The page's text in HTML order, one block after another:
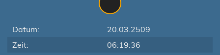
Datum:
20.03.2509
Zeit:
06:19:36